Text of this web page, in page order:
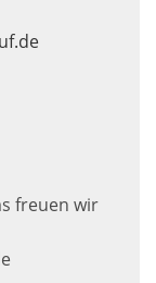
freuen wir